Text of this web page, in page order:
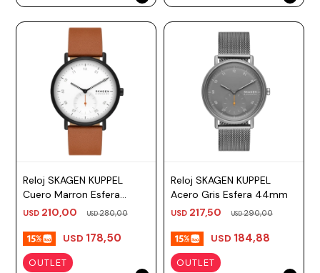
Reloj SKAGEN KUPPEL
Cuero Marron Esfera
44mm
USD 210,00 USD280,00
USD 178,50
OUTLET
Reloj SKAGEN KUPPEL
Acero Gris Esfera 44mm
USD 217,50 USD290,00
USD 184,88
OUTLET